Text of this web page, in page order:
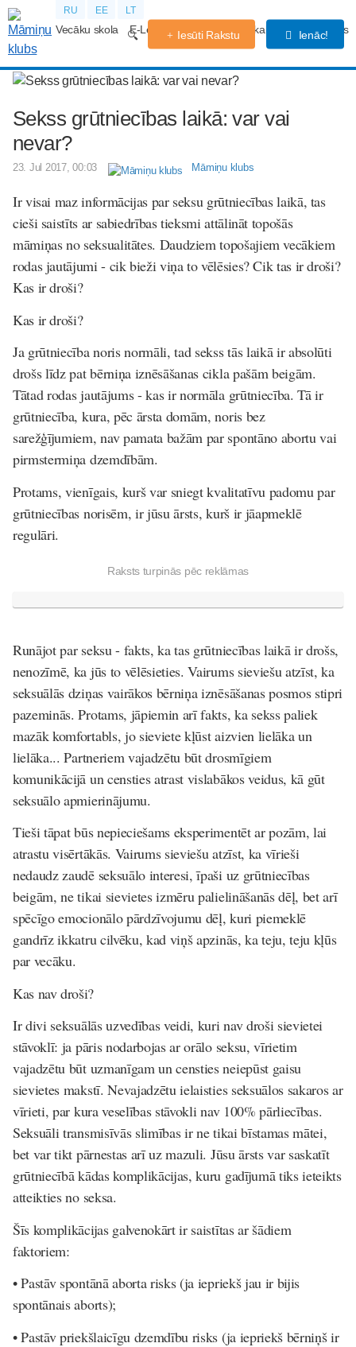
RU EE LT
Vecāku skola E-Lekcijas Grūtniecības kalendārs Forums
Iesūti Rakstu Ienāc!
Sekss grūtniecības laikā: var vai
nevar?
23. Jul 2017, 00:03 Māmiņu klubs
Ir visai maz informācijas par seksu grūtniecības laikā, tas
cieši saistīts ar sabiedrības tieksmi attālināt topošās
māmiņas no seksualitātes. Daudziem topošajiem vecākiem
rodas jautājumi - cik bieži viņa to vēlēsies? Cik tas ir droši?
Kas ir droši?
Kas ir droši?
Ja grūtniecība noris normāli, tad sekss tās laikā ir absolūti
drošs līdz pat bērniņa iznēsāšanas cikla pašām beigām.
Tātad rodas jautājums - kas ir normāla grūtniecība. Tā ir
grūtniecība, kura, pēc ārsta domām, noris bez
sarežģījumiem, nav pamata bažām par spontāno abortu vai
pirmstermiņa dzemdībām.
Protams, vienīgais, kurš var sniegt kvalitatīvu padomu par
grūtniecības norisēm, ir jūsu ārsts, kurš ir jāapmeklē
regulāri.
Raksts turpinās pēc reklāmas
Runājot par seksu - fakts, ka tas grūtniecības laikā ir drošs,
nenozīmē, ka jūs to vēlēsieties. Vairums sieviešu atzīst, ka
seksuālās dziņas vairākos bērniņa iznēsāšanas posmos stipri
pazeminās. Protams, jāpiemin arī fakts, ka sekss paliek
mazāk komfortabls, jo sieviete kļūst aizvien lielāka un
lielāka... Partneriem vajadzētu būt drosmīgiem
komunikācijā un censties atrast vislabākos veidus, kā gūt
seksuālo apmierinājumu.
Tieši tāpat būs nepieciešams eksperimentēt ar pozām, lai
atrastu visērtākās. Vairums sieviešu atzīst, ka vīrieši
nedaudz zaudē seksuālo interesi, īpaši uz grūtniecības
beigām, ne tikai sievietes izmēru palielināšanās dēļ, bet arī
spēcīgo emocionālo pārdzīvojumu dēļ, kuri piemeklē
gandrīz ikkatru cilvēku, kad viņš apzinās, ka teju, teju kļūs
par vecāku.
Kas nav droši?
Ir divi seksuālās uzvedības veidi, kuri nav droši sievietei
stāvoklī: ja pāris nodarbojas ar orālo seksu, vīrietim
vajadzētu būt uzmanīgam un censties neiepūst gaisu
sievietes makstī. Nevajadzētu ielaisties seksuālos sakaros ar
vīrieti, par kura veselības stāvokli nav 100% pārliecības.
Seksuāli transmisīvās slimības ir ne tikai bīstamas mātei,
bet var tikt pārnestas arī uz mazuli. Jūsu ārsts var saskatīt
grūtniecībā kādas komplikācijas, kuru gadījumā tiks ieteikts
atteikties no seksa.
Šīs komplikācijas galvenokārt ir saistītas ar šādiem
faktoriem:
• Pastāv spontānā aborta risks (ja iepriekš jau ir bijis
spontānais aborts);
• Pastāv priekšlaicīgu dzemdību risks (ja iepriekš bērniņš ir